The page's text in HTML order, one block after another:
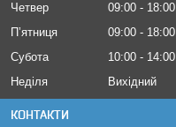
Четвер
09:00
18:00
Пʼятниця
09:00
18:00
Субота
10:00
14:00
Неділя
Вихідний
КОНТАКТИ